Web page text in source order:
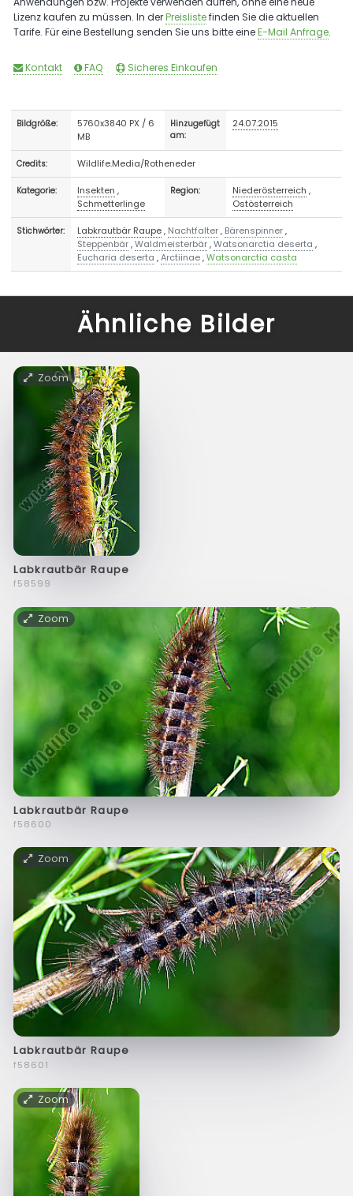
Lizenz kaufen zu müssen. In derPreislistefinden Sie die aktuellen
Tarife. Für eine Bestellung senden Sie uns bitte eineE-Mail Anfrage.
Kontakt FAQ Sicheres Einkaufen
Bildgröße:
5760x3840 PX / 6
MB
Hinzugefügt
am:
24.07.2015
Credits: Wildlife.Media/Rotheneder
Kategorie: Insekten ,
Schmetterlinge
Region: Niederösterreich ,
Ostösterreich
Stichwörter: Labkrautbär Raupe, Nachtfalter, Bärenspinner,
Steppenbär,Waldmeisterbär,Watsonarctia deserta ,
Eucharia deserta ,Arctiinae,Watsonarctia casta
Ähnliche Bilder
Zoom
Labkrautbär Raupe
f58599
Zoom
Labkrautbär Raupe
f58600
Zoom
Labkrautbär Raupe
f58601
Zoom